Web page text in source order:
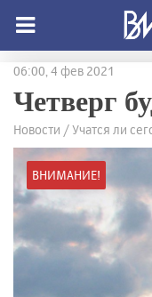
06:00, 4 фев 2021
Четверг
Новости / Учатся ли
ВНИМАНИЕ!